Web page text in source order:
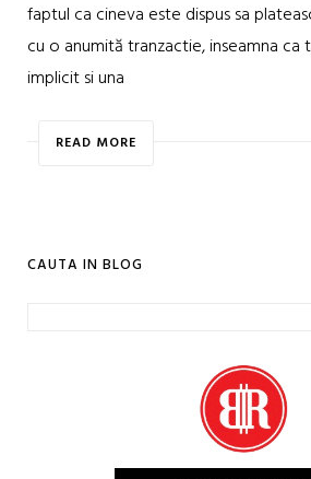
faptul ca cineva este dispus sa
cu o anumită tranzactie, inseamna ca
implicit si una
READ MORE
CAUTA IN BLOG